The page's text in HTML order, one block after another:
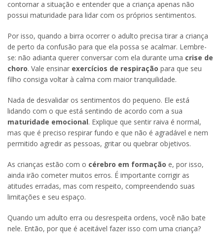
contornar a situação e entender que a criança apenas não
possui maturidade para lidar com os próprios sentimentos.
Por isso, quando a birra ocorrer o adulto precisa tirar a criança
de perto da confusão para que ela possa se acalmar. Lembre-
se: não adianta querer conversar com ela durante uma crise de
choro. Vale ensinar exercícios de respiração para que seu
filho consiga voltar à calma com maior tranquilidade.
Nada de desvalidar os sentimentos do pequeno. Ele está
lidando com o que está sentindo de acordo com a sua
maturidade emocional. Explique que sentir raiva é normal,
mas que é preciso respirar fundo e que não é agradável e nem
permitido agredir as pessoas, gritar ou quebrar objetivos.
As crianças estão com o cérebro em formação e, por isso,
ainda irão cometer muitos erros. É importante corrigir as
atitudes erradas, mas com respeito, compreendendo suas
limitações e seu espaço.
Quando um adulto erra ou desrespeita ordens, você não bate
nele. Então, por que é aceitável fazer isso com uma criança?